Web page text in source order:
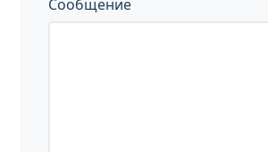
Сообщение